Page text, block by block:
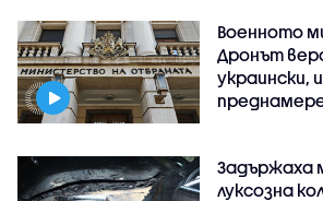
Военното
Дронът
украински,
Задържаха
луксозна